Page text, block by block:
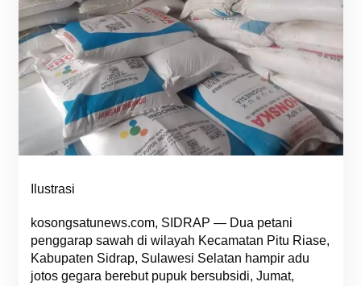
Ilustrasi
kosongsatunews.com, SIDRAP — Dua petani
penggarap sawah di wilayah Kecamatan Pitu Riase,
Kabupaten Sidrap, Sulawesi Selatan hampir adu
jotos gegara berebut pupuk bersubsidi, Jumat,